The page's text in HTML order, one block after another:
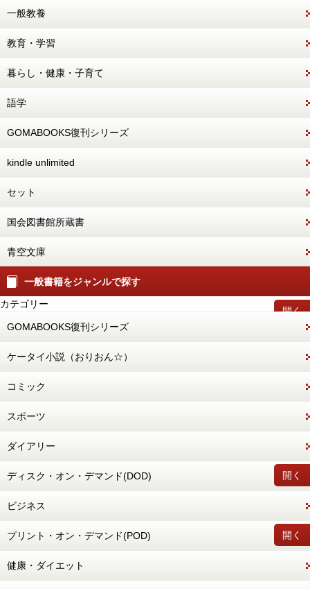
一般教養
教育・学習
暮らし・健康・子育て
語学
GOMABOOKS復刊シリーズ
kindle unlimited
セット
国会図書館所蔵書
青空文庫
一般書籍をジャンルで探す
開く
カテゴリー
GOMABOOKS復刊シリーズ
ケータイ小説（おりおん☆）
コミック
スポーツ
ダイアリー
開く
ディスク・オン・デマンド(DOD)
ビジネス
開く
プリント・オン・デマンド(POD)
健康・ダイエット